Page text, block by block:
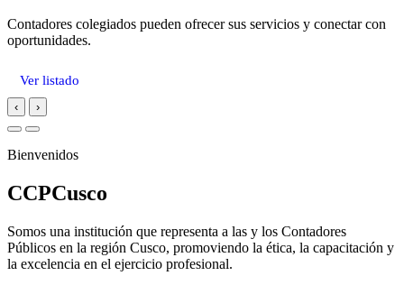
Contadores colegiados pueden ofrecer sus servicios y conectar con
oportunidades.
Ver listado
‹ ›
Bienvenidos
CCPCusco
Somos una institución que representa a las y los Contadores
Públicos en la región Cusco, promoviendo la ética, la capacitación y
la excelencia en el ejercicio profesional.